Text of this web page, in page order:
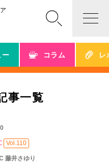
ー コラム レ
事一覧
Vol.110
藤井さゆり